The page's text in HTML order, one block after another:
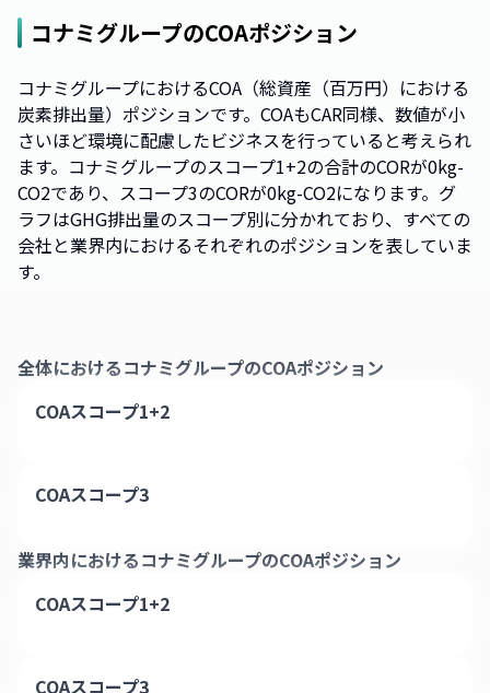
コナミグループのCOAポジション
コナミグループにおけるCOA（総資産（百万円）における
炭素排出量）ポジションです。COAもCAR同様、数値が小
さいほど環境に配慮したビジネスを行っていると考えられ
ます。コナミグループのスコープ1+2の合計のCORが0kg-
CO2であり、スコープ3のCORが0kg-CO2になります。グ
ラフはGHG排出量のスコープ別に分かれており、すべての
会社と業界内におけるそれぞれのポジションを表していま
す。
全体におけるコナミグループのCOAポジション
COAスコープ1+2
COAスコープ3
業界内におけるコナミグループのCOAポジション
COAスコープ1+2
COAスコープ3